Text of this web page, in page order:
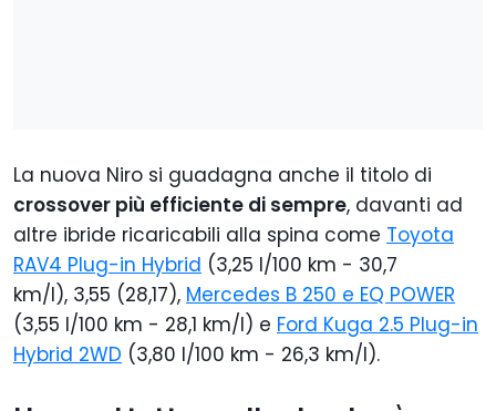
La nuova Niro si guadagna anche il titolo di
crossover più efficiente di sempre, davanti ad
altre ibride ricaricabili alla spina come Toyota
RAV4 Plug-in Hybrid (3,25 l/100 km - 30,7
km/l), 3,55 (28,17), Mercedes B 250 e EQ POWER
(3,55 l/100 km - 28,1 km/l) e Ford Kuga 2.5 Plug-in
Hybrid 2WD (3,80 l/100 km - 26,3 km/l).